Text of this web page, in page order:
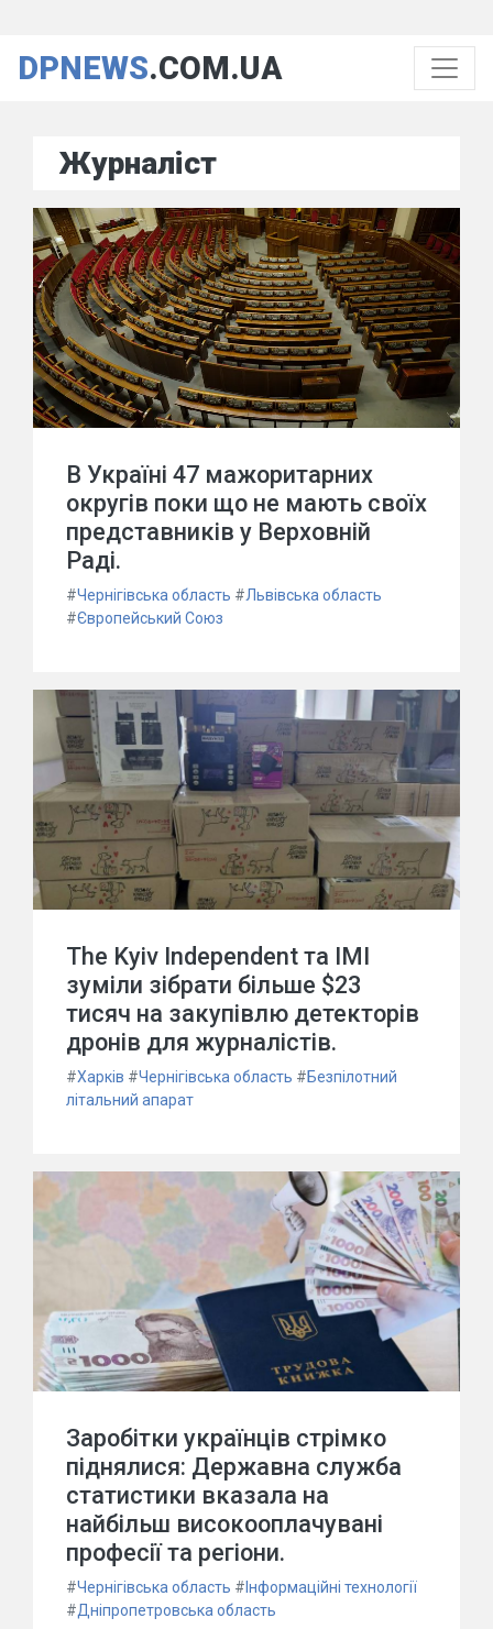
DPNEWS.COM.UA
Журналіст
В Україні 47 мажоритарних
округів поки що не мають своїх
представників у Верховній
Раді.
#Чернігівська область #Львівська область
#Європейський Союз
The Kyiv Independent та ІМІ
зуміли зібрати більше $23
тисяч на закупівлю детекторів
дронів для журналістів.
#Харків #Чернігівська область #Безпілотний
літальний апарат
Заробітки українців стрімко
піднялися: Державна служба
статистики вказала на
найбільш високооплачувані
професії та регіони.
#Чернігівська область # Інформаційні технології
#Дніпропетровська область